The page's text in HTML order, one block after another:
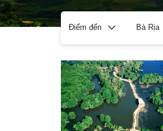
Điểm đến Bà Rịa